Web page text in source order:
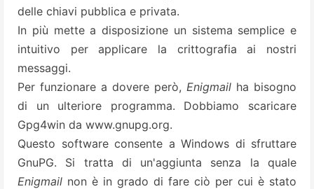
delle chiavi pubblica e privata.
In più mette a disposizione un sistema semplice e
intuitivo per applicare la crittografia ai nostri
messaggi.
Per funzionare a dovere però, Enigmail ha bisogno
di un ulteriore programma. Dobbiamo scaricare
Gpg4win da www.gnupg.org.
Questo software consente a Windows di sfruttare
GnuPG. Si tratta di un'aggiunta senza la quale
Enigmail non è in grado di fare ciò per cui è stato